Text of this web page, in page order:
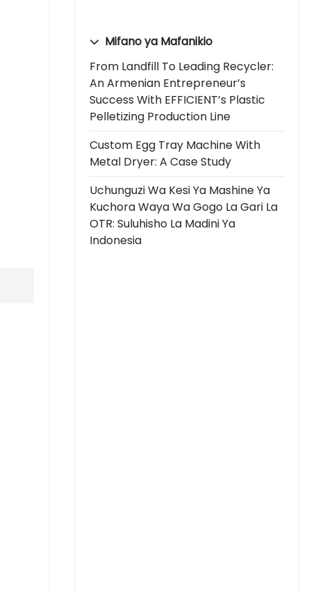
Mifano ya Mafanikio
From Landfill To Leading Recycler:
An Armenian Entrepreneur’s
Success With EFFICIENT’s Plastic
Pelletizing Production Line
Custom Egg Tray Machine With
Metal Dryer: A Case Study
Uchunguzi Wa Kesi Ya Mashine Ya
Kuchora Waya Wa Gogo La Gari La
OTR: Suluhisho La Madini Ya
Indonesia